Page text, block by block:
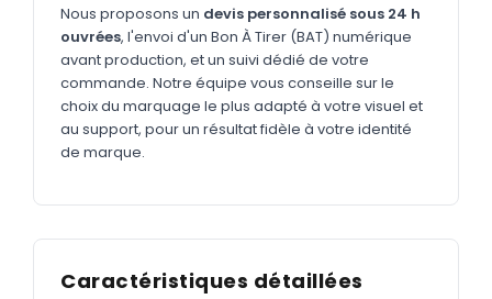
Verres & déjeuner
Technologie
Vêtements
Outils & porte-clés
Nous proposons un devis personnalisé sous 24 h
ouvrées, l'envoi d'un Bon À Tirer (BAT) numérique
avant production, et un suivi dédié de votre
commande. Notre équipe vous conseille sur le
choix du marquage le plus adapté à votre visuel et
au support, pour un résultat fidèle à votre identité
de marque.
Caractéristiques détaillées